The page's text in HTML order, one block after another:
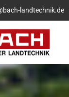
landtechnik.de